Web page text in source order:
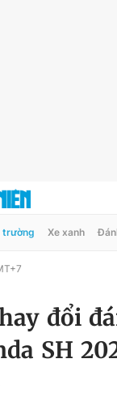
trường Xe xanh
đổi
SH